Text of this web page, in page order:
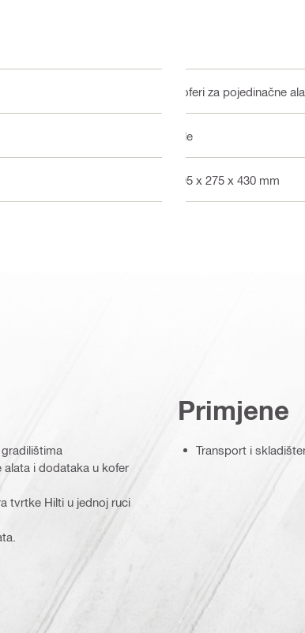
Koferi za pojedinačne
Pile
595 x 275 x 430 mm
alata i dodataka u kofer
tvrtke Hilti u jednoj ruci
Primjene
Transport i